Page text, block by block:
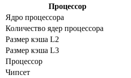
Процессор
Ядро процессора
Количество ядер процессора
Размер кэша L2
Размер кэша L3
Процессор
Чипсет